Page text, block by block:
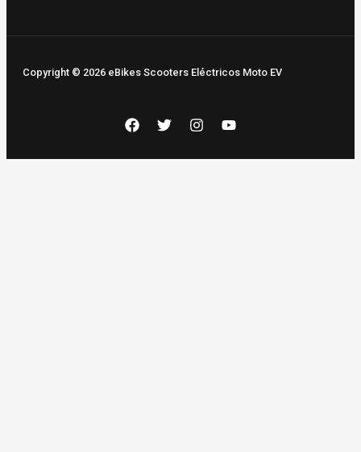
Copyright © 2026 eBikes Scooters Eléctricos Moto EV